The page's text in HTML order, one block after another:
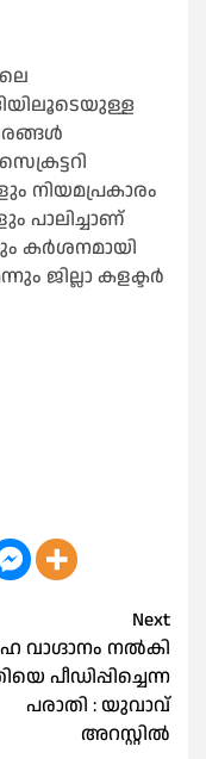
നിയമപ്രകാരം
പാലിച്ചാണ്
കര്‍ശനമായി
ജില്ലാ കളക്ടര്‍
Next
വാഗ്ദാനം നല്‍കി
പീഡിപ്പിച്ചെന്ന
പരാതി : യുവാവ്
അറസ്റ്റിൽ